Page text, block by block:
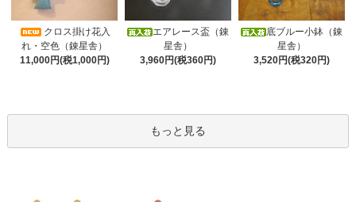
クロス掛け花入
れ・空色（錬星舎）
11,000円(税1,000円)
エアレース盃（錬
星舎）
3,960円(税360円)
底ブルー小鉢（錬
星舎）
3,520円(税320円)
もっと見る